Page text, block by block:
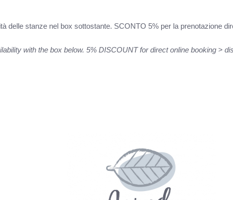
delle stanze nel box sottostante. SCONTO 5% per la prenotazione
with the box below. 5% DISCOUNT for direct online booking >